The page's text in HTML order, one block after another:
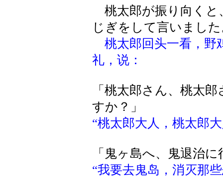
桃太郎が振り向くと
じぎをして言いまし
桃太郎回头一看，野
礼，说：
「桃太郎さん、桃太
すか？」
“桃太郎大人，桃太郎
「鬼ヶ島へ、鬼退治
“我要去鬼岛，消灭那